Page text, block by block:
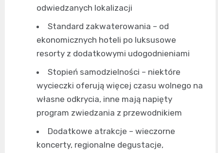
odwiedzanych lokalizacji
Standard zakwaterowania – od
ekonomicznych hoteli po luksusowe
resorty z dodatkowymi udogodnieniami
Stopień samodzielności – niektóre
wycieczki oferują więcej czasu wolnego na
własne odkrycia, inne mają napięty
program zwiedzania z przewodnikiem
Dodatkowe atrakcje – wieczorne
koncerty, regionalne degustacje,